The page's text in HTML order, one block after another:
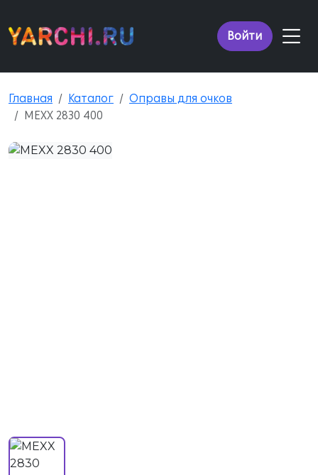
Войти
Главная Каталог
Оправы для очков
MEXX 2830 400